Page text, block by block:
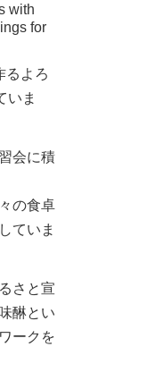
with
for
るよろ
いま
会に積
の食卓
ていま
さと宣
醂とい
ークを